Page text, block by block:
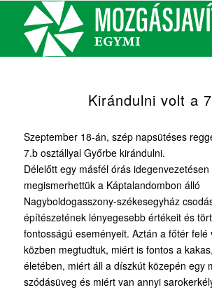
Kirándulni volt a
Szeptember 18-án, szép napsütéses
7.b osztállyal Győrbe kirándulni.
Délelőtt egy másfél órás
megismerhettük a Káptalandombon álló
Nagyboldogasszony-székesegyház
építészetének lényegesebb értékeit és
fontosságú eseményeit. Aztán a főtér felé
közben megtudtuk, miért is fontos a
életében, miért áll a díszkút közepén egy
szódásüveg és miért van annyi